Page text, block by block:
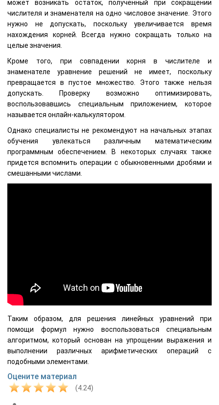
может возникать остаток, полученный при сокращении
числителя и знаменателя на одно числовое значение. Этого
нужно не допускать, поскольку увеличивается время
нахождения корней. Всегда нужно сокращать только на
целые значения.
Кроме того, при совпадении корня в числителе и
знаменателе уравнение решений не имеет, поскольку
превращается в пустое множество. Этого также нельзя
допускать. Проверку возможно оптимизировать,
воспользовавшись специальным приложением, которое
называется онлайн-калькулятором.
Однако специалисты не рекомендуют на начальных этапах
обучения увлекаться различным математическим
программным обеспечением. В некоторых случаях также
придется вспомнить операции с обыкновенными дробями и
смешанными числами.
Таким образом, для решения линейных уравнений при
помощи формул нужно воспользоваться специальным
алгоритмом, который основан на упрощении выражения и
выполнении различных арифметических операций с
подобными элементами.
Оцените материал
(4.24)